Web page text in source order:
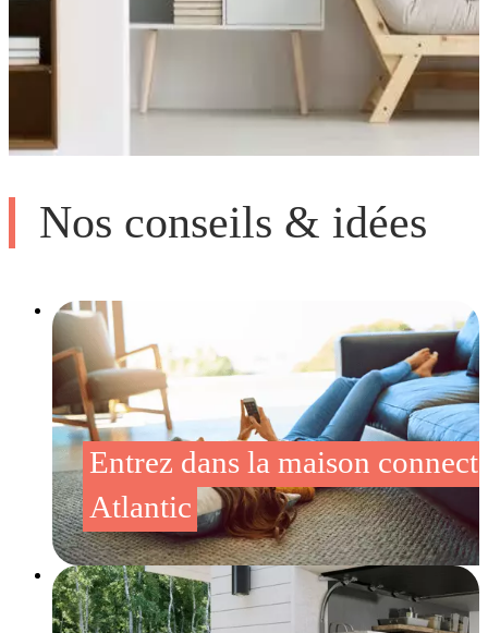
Nos conseils & idées
Entrez dans la maison
Atlantic